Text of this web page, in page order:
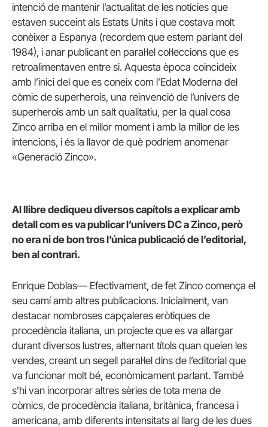
intenció de mantenir l’actualitat de les notícies que
estaven succeint als Estats Units i que costava molt
conèixer a Espanya (recordem que estem parlant del
1984), i anar publicant en paral·lel col·leccions que es
retroalimentaven entre si. Aquesta època coincideix
amb l’inici del que es coneix com l’Edat Moderna del
còmic de superherois, una reinvenció de l’univers de
superherois amb un salt qualitatiu, per la qual cosa
Zinco arriba en el millor moment i amb la millor de les
intencions, i és la llavor de què podríem anomenar
«Generació Zinco».
Al llibre dediqueu diversos capítols a explicar amb
detall com es va publicar l’univers DC a Zinco, però
no era ni de bon tros l’única publicació de l’editorial,
ben al contrari.
Enrique Doblas— Efectivament, de fet Zinco comença el
seu camí amb altres publicacions. Inicialment, van
destacar nombroses capçaleres eròtiques de
procedència italiana, un projecte que es va allargar
durant diversos lustres, alternant títols quan queien les
vendes, creant un segell paral·lel dins de l’editorial que
va funcionar molt bé, econòmicament parlant. També
s’hi van incorporar altres sèries de tota mena de
còmics, de procedència italiana, britànica, francesa i
americana, amb diferents intensitats al llarg de les dues